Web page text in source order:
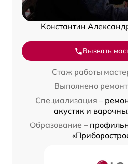
Константин
Вызвать
Стаж работы
Выполнено
Специализация –
акустик и
Образование –